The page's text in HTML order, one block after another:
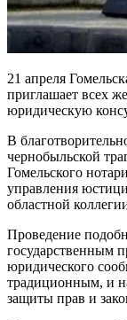
21 апреля
приглашает всех
юридическую
В
чернобыльской
Гомельского
управления
областной
Проведение
государственным
юридического
традиционным, и
защиты прав и